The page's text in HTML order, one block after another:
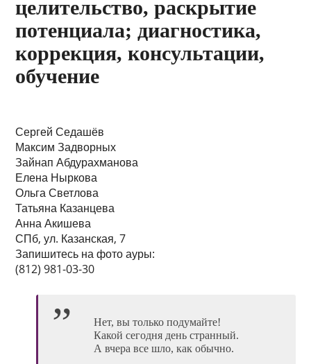
целительство, раскрытие
потенциала; диагностика,
коррекция, консультации,
обучение
Сергей Седашёв
Максим Задворных
Зайнап Абдурахманова
Елена Ныркова
Ольга Светлова
Татьяна Казанцева
Анна Акишева
СПб, ул. Казанская, 7
Запишитесь на фото ауры:
(812) 981-03-30
Нет, вы только подумайте!
Какой сегодня день странный.
А вчера все шло, как обычно.